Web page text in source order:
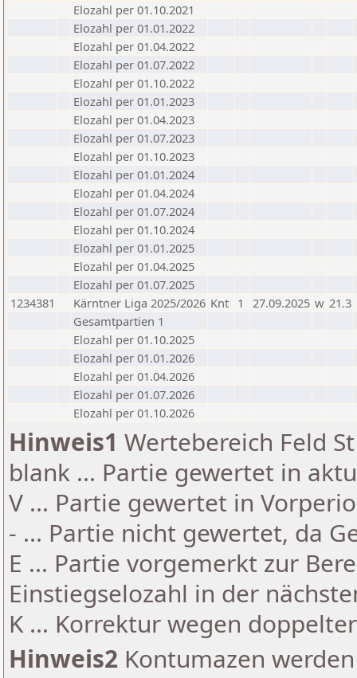
Elozahl per 01.10.2021
Elozahl per 01.01.2022
Elozahl per 01.04.2022
Elozahl per 01.07.2022
Elozahl per 01.10.2022
Elozahl per 01.01.2023
Elozahl per 01.04.2023
Elozahl per 01.07.2023
Elozahl per 01.10.2023
Elozahl per 01.01.2024
Elozahl per 01.04.2024
Elozahl per 01.07.2024
Elozahl per 01.10.2024
Elozahl per 01.01.2025
Elozahl per 01.04.2025
Elozahl per 01.07.2025
1234381
Kärntner Liga 2025/2026 Knt 1 27.09.2025 w 21.3
Gesamtpartien 1
Elozahl per 01.10.2025
Elozahl per 01.01.2026
Elozahl per 01.04.2026
Elozahl per 01.07.2026
Elozahl per 01.10.2026
Hinweis1 Wertebereich Feld
blank ... Partie gewertet in
V ... Partie gewertet in
- ... Partie nicht gewertet, da
E ... Partie vorgemerkt zur
Einstiegselozahl in der
K ... Korrektur wegen
Hinweis2 Kontumazen